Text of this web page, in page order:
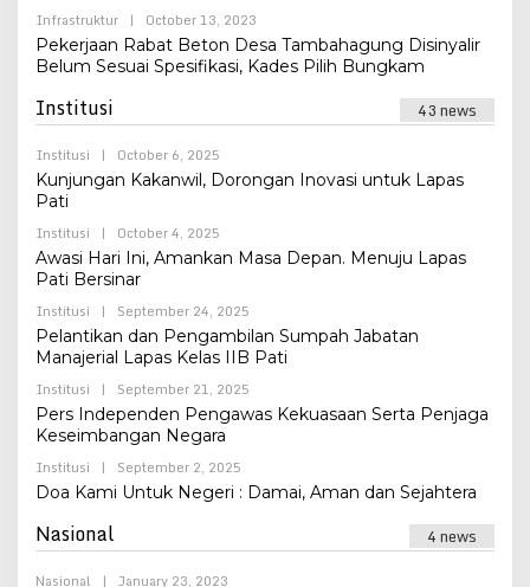
Infrastruktur
| October 13, 2023
Admin
Pekerjaan Rabat Beton Desa Tambahagung Disinyalir
Belum Sesuai Spesifikasi, Kades Pilih Bungkam
Institusi 43 news
Institusi | October 6, 2025
Admin
Kunjungan Kakanwil, Dorongan Inovasi untuk Lapas
Pati
Institusi
| October 4, 2025
Admin
Awasi Hari Ini, Amankan Masa Depan. Menuju Lapas
Pati Bersinar
Institusi
| September 24, 2025
Admin
Pelantikan dan Pengambilan Sumpah Jabatan
Manajerial Lapas Kelas IIB Pati
Institusi
| September 21, 2025
Admin
Pers Independen Pengawas Kekuasaan Serta Penjaga
Keseimbangan Negara
Institusi
| September 2, 2025
Admin
Doa Kami Untuk Negeri : Damai, Aman dan Sejahtera
Nasional 4 news
Nasional | January 23, 2023